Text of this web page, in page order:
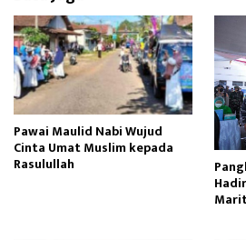
Pawai Maulid Nabi Wujud
Cinta Umat Muslim kepada
Rasulullah